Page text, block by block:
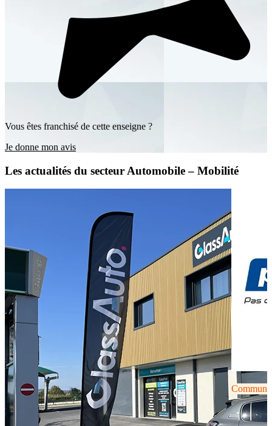
Vous êtes franchisé de cette enseigne ?
Je donne mon avis
Les actualités du secteur Automobile – Mobilité